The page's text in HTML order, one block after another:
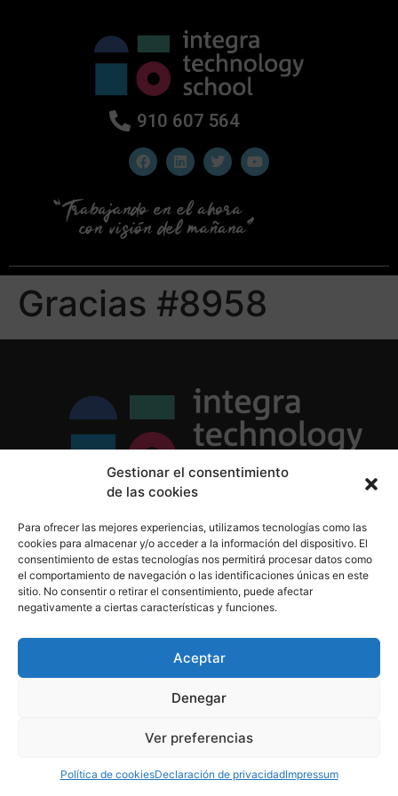
Gestionar el consentimiento
de las cookies
Para ofrecer las mejores experiencias, utilizamos tecnologías como las
cookies para almacenar y/o acceder a la información del dispositivo. El
consentimiento de estas tecnologías nos permitirá procesar datos como
el comportamiento de navegación o las identificaciones únicas en este
sitio. No consentir o retirar el consentimiento, puede afectar
negativamente a ciertas características y funciones.
Aceptar
Denegar
Ver preferencias
Política de cookiesDeclaración de privacidadImpressum
910 607 564
Gracias #8958
Política de Cookies
Aviso Legal
910 607 564
derechos reservados